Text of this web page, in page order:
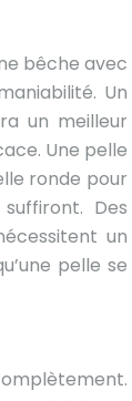
bêche avec
Un
un meilleur
Une pelle
ronde pour
Des
un
pelle se